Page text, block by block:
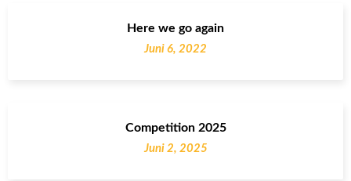
Here we go again
Juni 6, 2022
Competition 2025
Juni 2, 2025